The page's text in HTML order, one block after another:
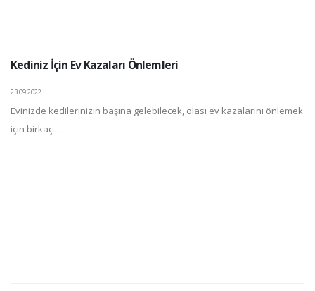
Kediniz İçin Ev Kazaları Önlemleri
23.09.2022
Evinizde kedilerinizin başına gelebilecek, olası ev kazalarını önlemek
için birkaç ...